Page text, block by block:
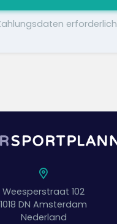
erforderlich
Weesperstraat 102
1018 DN Amsterdam
Nederland